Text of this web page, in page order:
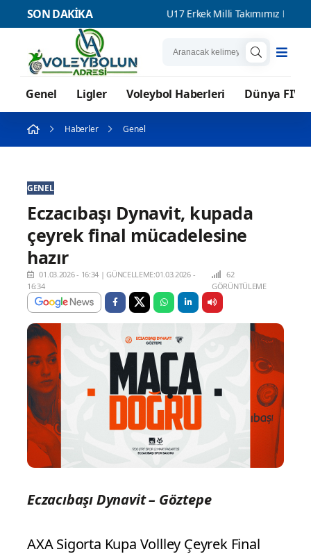
SON DAKİKA
adidas U17 Erkek Milli Takımımız Balkan
Genel Ligler Voleybol Haberleri Dünya
Haberler Genel
GENEL
Eczacıbaşı Dynavit, kupada
çeyrek final mücadelesine
hazır
01.03.2026 - 16:34 |GÜNCELLEME:01.03.2026 -
16:34
62
GÖRÜNTÜLEME
Eczacıbaşı Dynavit – Göztepe
AXA Sigorta Kupa Vollley Çeyrek Final